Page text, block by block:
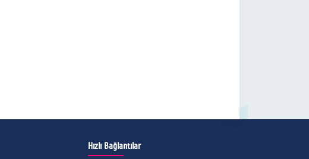
Hızlı Bağlantılar